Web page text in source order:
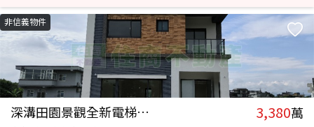
非信義物件
深溝田園景觀全新電梯農舍 3,380萬